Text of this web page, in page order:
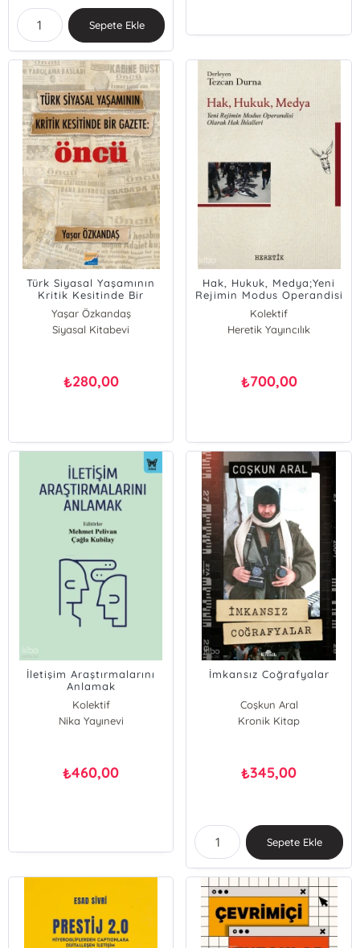
Sepete Ekle
Türk Siyasal Yaşamının
Kritik Kesitinde Bir
Gazete: Öncü
Yaşar Özkandaş
Siyasal Kitabevi
₺280,00
Hak, Hukuk, Medya;Yeni
Rejimin Modus Operandisi
Olarak Hak İhlalleri
Kolektif
Heretik Yayıncılık
₺700,00
İletişim Araştırmalarını
Anlamak
Kolektif
Nika Yayınevi
₺460,00
İmkansız Coğrafyalar
Coşkun Aral
Kronik Kitap
₺345,00
Sepete Ekle